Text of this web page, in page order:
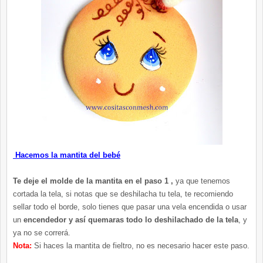
Hacemos la mantita del bebé
Te deje el molde de la mantita en el paso 1 , ya que tenemos
cortada la tela, si notas que se deshilacha tu tela, te recomiendo
sellar todo el borde, solo tienes que pasar una vela encendida o usar
un encendedor y así quemaras todo lo deshilachado de la tela , y
ya no se correrá.
Nota: Si haces la mantita de fieltro, no es necesario hacer este paso.